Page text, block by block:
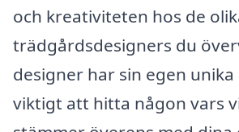
och kreativiteten hos de
trädgårdsdesigners du
designer har sin egen
viktigt att hitta någon vars